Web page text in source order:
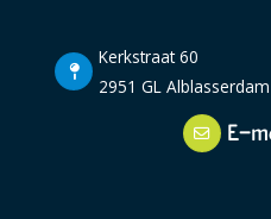
Kerkstraat 60
2951 GL Alblasserdam
E-